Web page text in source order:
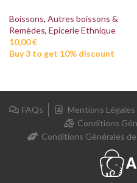
Boissons, Autres boissons &
Remèdes, Epicerie Ethnique
10,00€
Buy 3 to get 10% discount
FAQs Mentions Légales
Conditions
Conditions Générales